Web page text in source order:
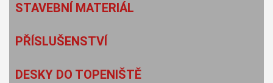
STAVEBNÍ MATERIÁL
PŘÍSLUŠENSTVÍ
DESKY DO TOPENIŠTĚ